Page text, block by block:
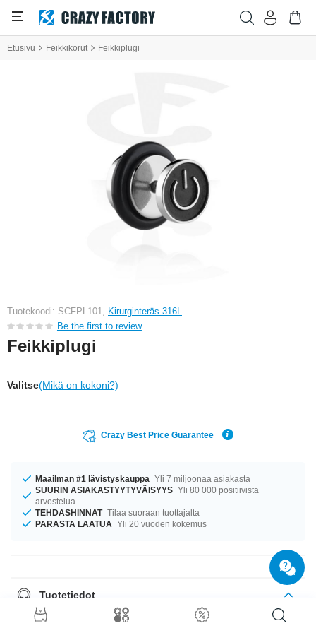
Etusivu Feikkikorut Feikkiplugi
Tuotekoodi: SCFPL101, Kirurginteräs 316L
Be the first to review
Feikkiplugi
Valitse(Mikä on kokoni?)
Crazy Best Price Guarantee
Maailman #1 lävistyskauppa Yli 7 miljoonaa asiakasta
SUURIN ASIAKASTYYTYVÄISYYS Yli 80 000 positiivista
arvostelua
TEHDASHINNAT Tilaa suoraan tuottajalta
PARASTA LAATUA Yli 20 vuoden kokemus
Tuotetiedot
Saatavilla koossa 1.2 mm. Tuotetta on saatavilla halkaisijalla 8 mm.